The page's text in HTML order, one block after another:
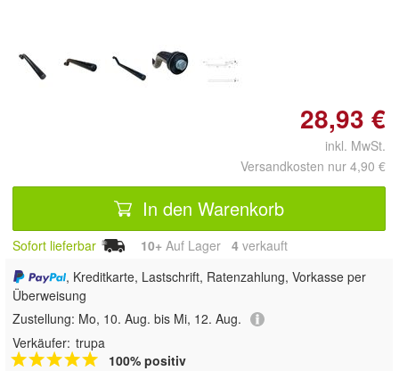
28,93 €
inkl. MwSt.
Versandkosten nur 4,90 €
In den Warenkorb
Sofort lieferbar 10+ Auf Lager 4 verkauft
, Kreditkarte, Lastschrift, Ratenzahlung, Vorkasse per
Überweisung
Zustellung: Mo, 10. Aug. bis Mi, 12. Aug.
Verkäufer: trupa
100% positiv